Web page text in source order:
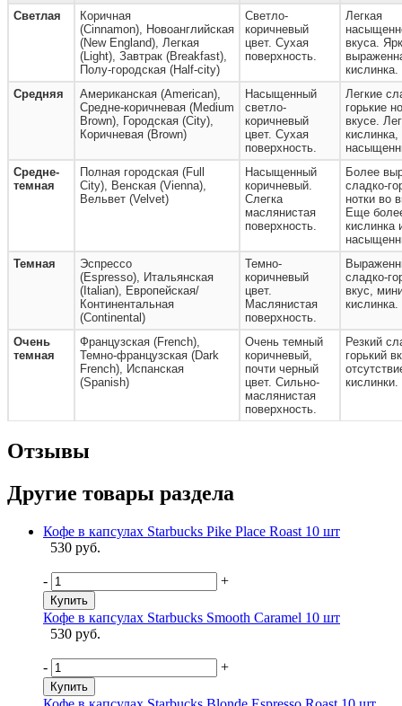
Светлая
Коричная
(Cinnamon), Новоанглийская
(New England), Легкая
(Light), Завтрак (Breakfast),
Полу-городская (Half-city)
Светло-
коричневый
цвет. Сухая
поверхность.
Легкая
вкуса.
кислинка.
Средняя
Американская (American),
Средне-коричневая (Medium
Brown), Городская (City),
Коричневая (Brown)
Насыщенный
светло-
коричневый
цвет. Сухая
поверхность.
Легкие
горькие
вкусе.
Средне-
темная
Полная городская (Full
City), Венская (Vienna),
Вельвет (Velvet)
Насыщенный
коричневый.
Слегка
маслянистая
поверхность.
Более
сладко-
нотки во
Еще
кислинка
Темная
Эспрессо
(Espresso), Итальянская
(Italian), Европейская/
Континентальная
(Continental)
Темно-
коричневый
цвет.
Маслянистая
поверхность.
сладко-
вкус,
кислинка.
Очень
темная
Французская (French),
Темно-французская (Dark
French), Испанская
(Spanish)
Очень темный
коричневый,
почти черный
цвет. Сильно-
маслянистая
поверхность.
Резкий
горький
кислинки.
Отзывы
Другие товары раздела
Кофе в капсулах Starbucks Pike Place Roast 10 шт
530 руб.
- +
Купить
Кофе в капсулах Starbucks Smooth Caramel 10 шт
530 руб.
- +
Купить